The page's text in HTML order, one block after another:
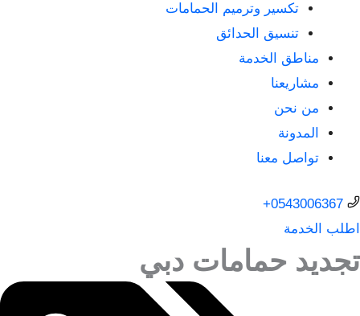
تكسير وترميم الحمامات
تنسيق الحدائق
مناطق الخدمة
مشاريعنا
من نحن
المدونة
تواصل معنا
0543006367+
اطلب الخدمة
تجديد حمامات دبي